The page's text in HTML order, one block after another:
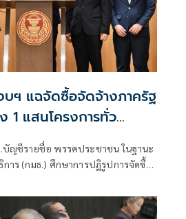
ฯ แฉจัดซื้อจัดจ้างภาครัฐ
ง 1 แสนโครงการทั่ว
ตงบกว่า 5 หมื่นล้านบาท
ญชีรายชื่อ พรรคประชาชน ในฐานะ
าร (กมธ.) ศึกษาการปฏิรูปการจัดซื้อ
มาณ สภาผู้แทนราษฎร แถลงความ
ฏิรูปการจัดซื้อจัดจ้างภาครัฐ" ว่า คณะ